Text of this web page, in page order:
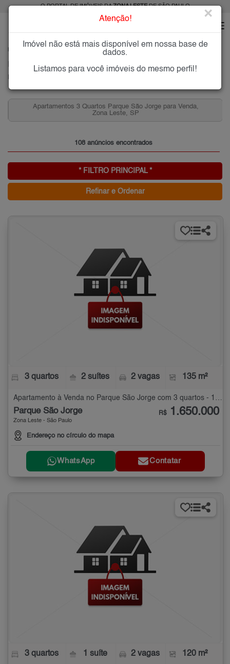
O PORTAL DE IMÓVEIS DAZONA LESTEDE SÃO PAULO
PARQUE SÃO JORGE
Imóveis à Venda no Parque São Jorge, Zona Leste de São Paulo
Apartamentos 3 Quartos Parque São Jorge para Venda,
Zona Leste, SP
108 anúncios encontrados
* FILTRO PRINCIPAL *
Refinar e Ordenar
3 quartos 2 suítes 2 vagas 135 m²
Parque São Jorge
Zona Leste - São Paulo
Endereço no círculo do mapa
R$ 1.650.000
WhatsApp Contatar
3 quartos 1 suíte 2 vagas 120 m²
Atenção! ×
Imóvel não está mais disponível em nossa base de
dados.
Listamos para você imóveis do mesmo perfil!